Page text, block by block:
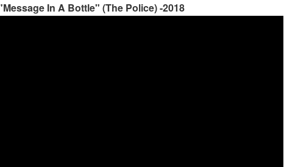
In A Bottle" (The Police) -2018